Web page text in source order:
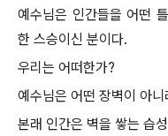
예수님은 인간들을 어떤
한 스승이신 분이다.
우리는 어떠한가?
예수님은 어떤 장벽이 아
본래 인간은 벽을 쌓는 습